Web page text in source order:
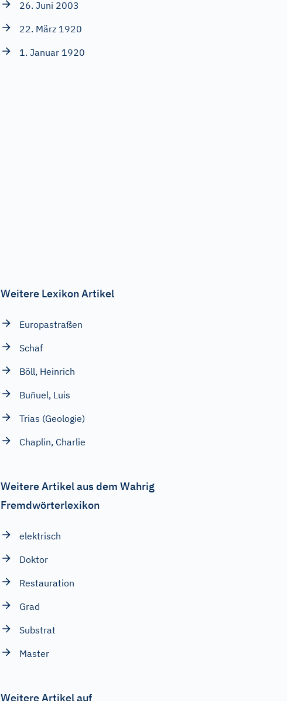
26. Juni 2003
22. März 1920
1. Januar 1920
Weitere Lexikon Artikel
Europastraßen
Schaf
Böll, Heinrich
Buñuel, Luis
Trias (Geologie)
Chaplin, Charlie
Weitere Artikel aus dem Wahrig
Fremdwörterlexikon
elektrisch
Doktor
Restauration
Grad
Substrat
Master
Weitere Artikel auf